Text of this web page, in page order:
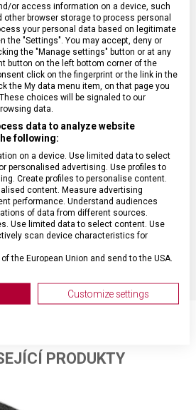
Kuchyňské vybavení
24 měsíců
28 g
11 cm
Vlnkované
Polypropylen (PP)
PRODUKTY
or access information on a device, such
browser storage to process personal
your personal data based on legitimate
the "Settings". You may accept, deny or
the "Manage settings" button or at any
button on the left bottom corner of the
click on the fingerprint or the link in the
the My data menu item, on that page you
choices will be signaled to our
data.
data to analyze website
following:
on a device. Use limited data to select
personalised advertising. Use profiles to
Create profiles to personalise content.
content. Measure advertising
performance. Understand audiences
of data from different sources.
Use limited data to select content. Use
scan device characteristics for
the European Union and send to the USA.
purposes:
on a device
Customize settings